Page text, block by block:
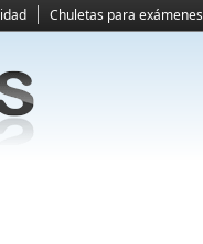
Chuletas para exámenes